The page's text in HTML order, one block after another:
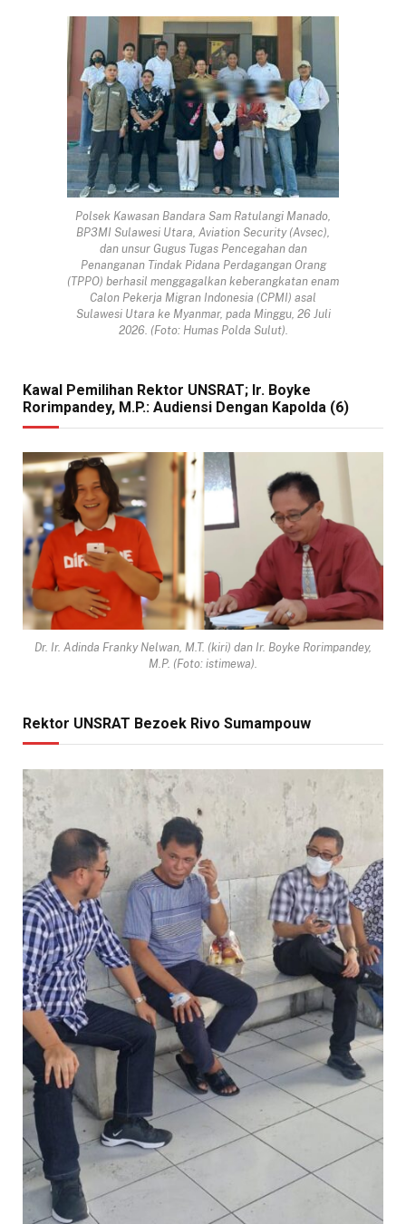
Polsek Kawasan Bandara Sam Ratulangi Manado,
BP3MI Sulawesi Utara, Aviation Security (Avsec),
dan unsur Gugus Tugas Pencegahan dan
Penanganan Tindak Pidana Perdagangan Orang
(TPPO) berhasil menggagalkan keberangkatan enam
Calon Pekerja Migran Indonesia (CPMI) asal
Sulawesi Utara ke Myanmar, pada Minggu, 26 Juli
2026. (Foto: Humas Polda Sulut).
Kawal Pemilihan Rektor UNSRAT; Ir. Boyke
Rorimpandey, M.P.: Audiensi Dengan Kapolda (6)
Dr. Ir. Adinda Franky Nelwan, M.T. (kiri) dan Ir. Boyke Rorimpandey,
M.P. (Foto: istimewa).
Rektor UNSRAT Bezoek Rivo Sumampouw